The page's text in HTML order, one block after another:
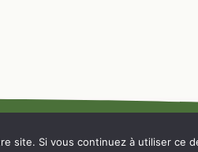
NOUS CONTACTER
site. Si vous continuez à utiliser ce